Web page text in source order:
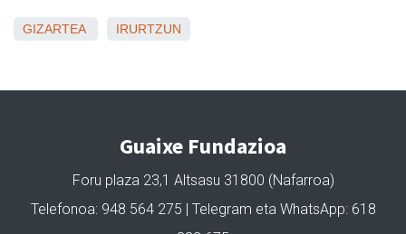
GIZARTEA IRURTZUN
Guaixe Fundazioa
Foru plaza 23,1 Altsasu 31800 (Nafarroa)
Telefonoa: 948 564 275 | Telegram eta WhatsApp: 618